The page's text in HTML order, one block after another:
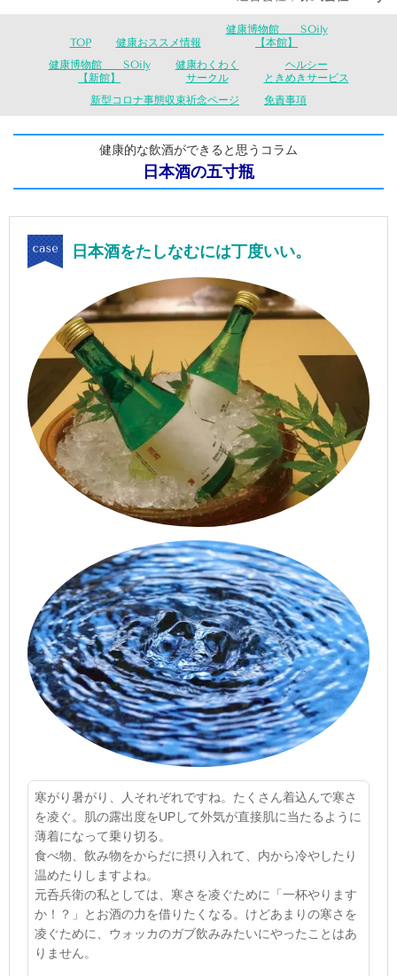
TOP 健康おススメ情報
健康博物館 SOily
【本館】
健康博物館 SOily
【新館】
健康わくわく
サークル
ヘルシー
ときめきサービス
新型コロナ事態収束祈念ページ
免責事項
健康的な飲酒ができると思うコラム
日本酒の五寸瓶
日本酒をたしなむには丁度いい。
寒がり暑がり、人それぞれですね。たくさん着込んで寒さ
を凌ぐ。肌の露出度をUPして外気が直接肌に当たるように
薄着になって乗り切る。
食べ物、飲み物をからだに摂り入れて、内から冷やしたり
温めたりしますよね。
元呑兵衛の私としては、寒さを凌ぐために「一杯やります
か！？」とお酒の力を借りたくなる。けどあまりの寒さを
凌ぐために、ウォッカのガブ飲みみたいにやったことはあ
りません。